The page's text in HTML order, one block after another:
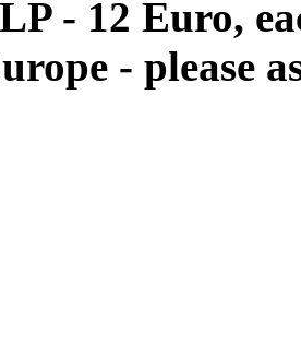
- 12 Euro,
- please